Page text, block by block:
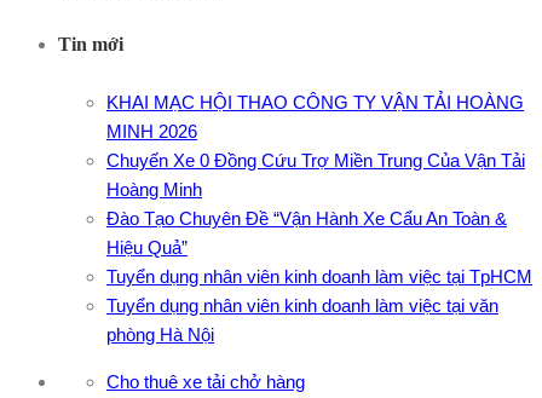
Tin mới
KHAI MẠC HỘI THAO CÔNG TY VẬN TẢI HOÀNG
MINH 2026
Chuyến Xe 0 Đồng Cứu Trợ Miền Trung Của Vận Tải
Hoàng Minh
Đào Tạo Chuyên Đề “Vận Hành Xe Cẩu An Toàn &
Hiệu Quả”
Tuyển dụng nhân viên kinh doanh làm việc tại TpHCM
Tuyển dụng nhân viên kinh doanh làm việc tại văn
phòng Hà Nội
Cho thuê xe tải chở hàng